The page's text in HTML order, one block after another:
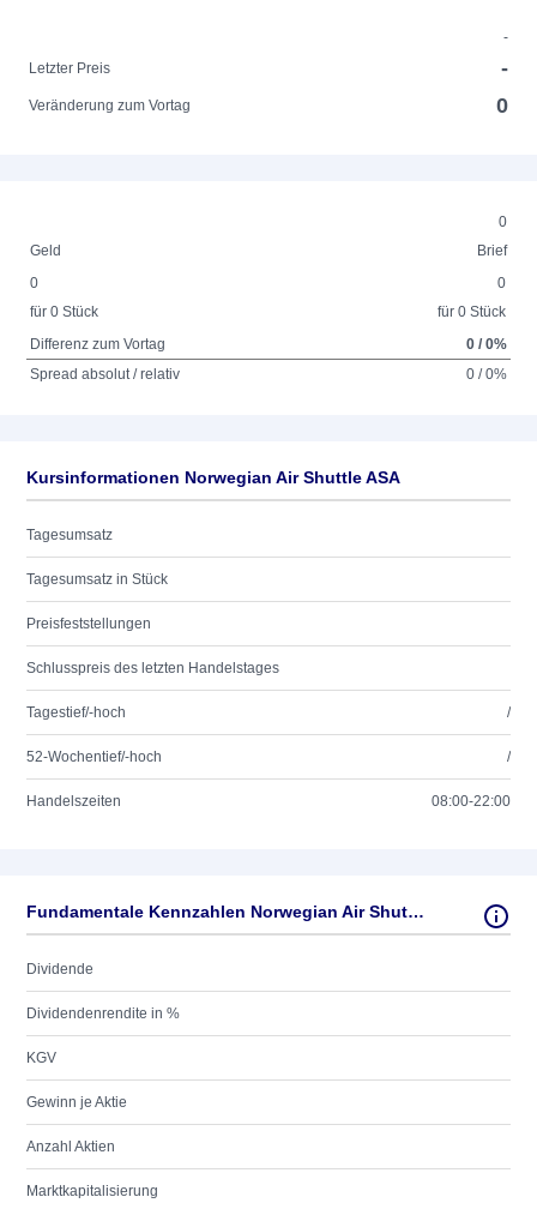
-
Letzter Preis
-
Veränderung zum Vortag 0
0
Geld
Brief
0
für 0 Stück
0
für 0 Stück
Differenz zum Vortag
0 / 0%
Spread absolut / relativ
0 / 0%
Kursinformationen Norwegian Air Shuttle ASA
Tagesumsatz
Tagesumsatz in Stück
Preisfeststellungen
Schlusspreis des letzten Handelstages
Tagestief/-hoch /
52-Wochentief/-hoch /
Handelszeiten 08:00-22:00
Fundamentale Kennzahlen Norwegian Air Shuttle ASA
Dividende
Dividendenrendite in %
KGV
Gewinn je Aktie
Anzahl Aktien
Marktkapitalisierung